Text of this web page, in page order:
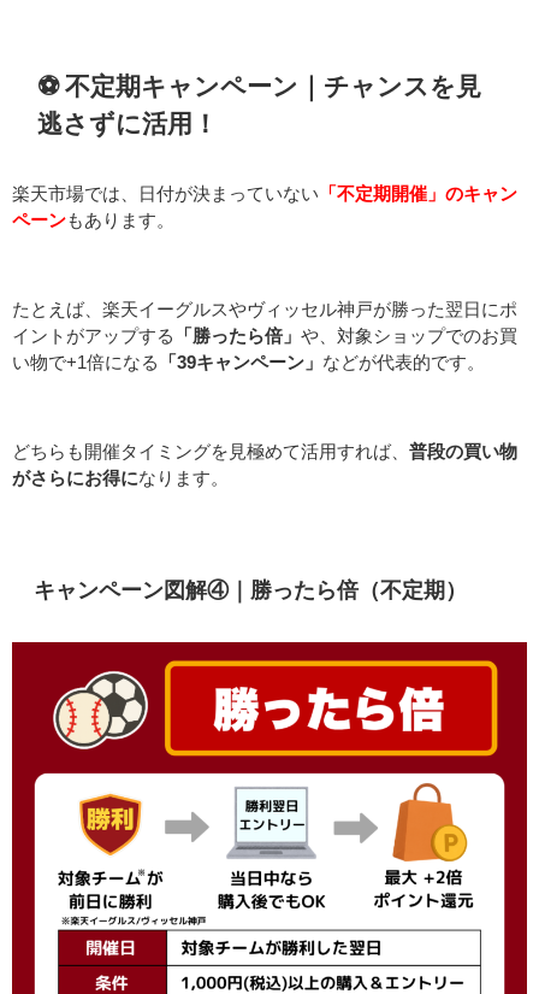
⚽️ 不定期キャンペーン｜チャンスを見
逃さずに活用！
楽天市場では、日付が決まっていない 「不定期開催」のキャン
ペーン もあります。
たとえば、楽天イーグルスやヴィッセル神戸が勝った翌日にポ
イントがアップする
「勝ったら倍」 や、対象ショップでのお買
い物で+1倍になる
「39キャンペーン」 などが代表的です。
どちらも開催タイミングを見極めて活用すれば、 普段の買い物
がさらにお得になります。
キャンペーン図解④｜勝ったら倍（不定期）